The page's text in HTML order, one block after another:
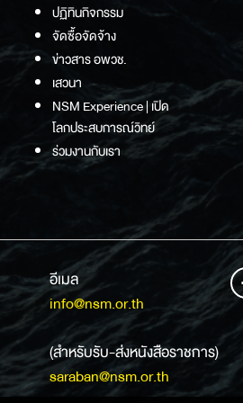
ปฏิทินกิจกรรม
จัดซื้อจัดจ้าง
ข่าวสาร อพวช.
เสวนา
NSM Experience | เปิด
โลกประสบการณ์วิทย์
ร่วมงานกับเรา
อีเมล
info@nsm.or.th
(สำหรับรับ-ส่งหนังสือราชการ)
saraban@nsm.or.th